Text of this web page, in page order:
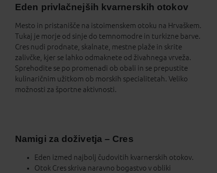
Eden privlačnejših kvarnerskih otokov
Mesto in pristanišče na istoimenskem otoku na Hrvaškem.
Tukaj je morje od sinje do temnomodre in turkizne barve.
Cres nudi prodnate, skalnate, mestne plaže in skrite
zalivčke, kjer se lahko odmaknete od živahnega vrveža.
Sprehodite se po promenadi ob obali in se prepustite
kulinaričnim užitkom ob morskih specialitetah. Veliko
možnosti za športne aktivnosti.
Namigi za doživetja – Cres
Eden izmed najbolj čudovitih kvarnerskih otokov.
Otok Cres skriva naravno bogastvo v obliki